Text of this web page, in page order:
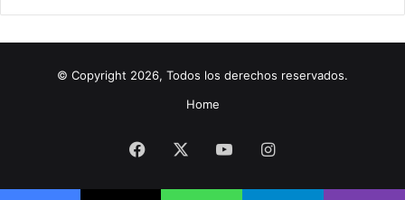
© Copyright 2026, Todos los derechos reservados.
Home
Facebook YouTubeInstagram